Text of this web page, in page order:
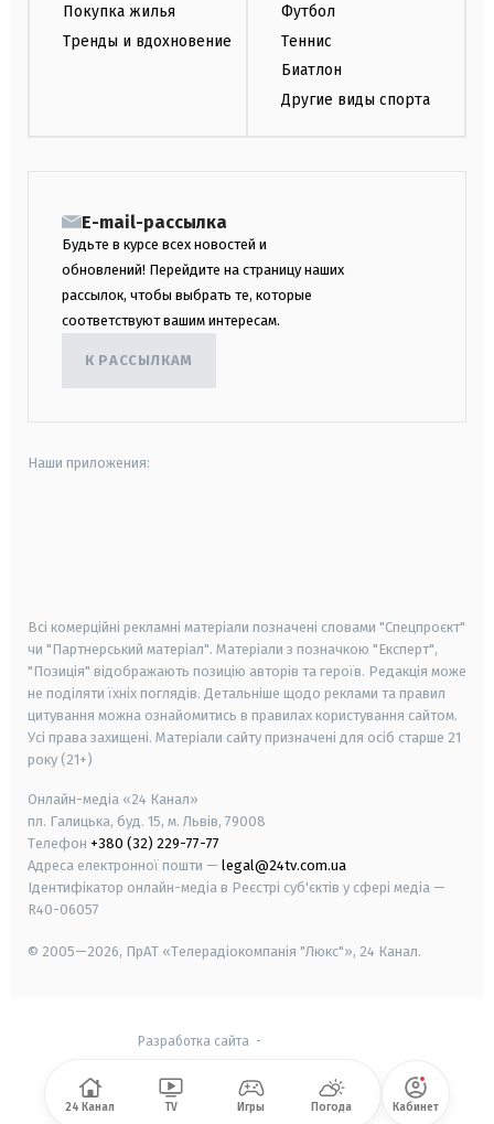
Покупка жилья
Тренды и вдохновение
Футбол
Теннис
Биатлон
Другие виды спорта
E-mail-рассылка
Будьте в курсе всех новостей и
обновлений! Перейдите на страницу наших
рассылок, чтобы выбрать те, которые
соответствуют вашим интересам.
К РАССЫЛКАМ
Наши приложения:
Всі комерційні рекламні матеріали позначені словами "Спецпроєкт"
чи "Партнерський матеріал". Матеріали з позначкою "Експерт",
"Позиція" відображають позицію авторів та героїв. Редакція може
не поділяти їхніх поглядів. Детальніше щодо реклами та правил
цитування можна ознайомитись в правилах користування сайтом.
Усі права захищені. Матеріали сайту призначені для осіб старше 21
року (21+)
Онлайн-медіа «24 Канал»
пл. Галицька, буд. 15, м. Львів, 79008
Телефон +380 (32) 229-77-77
Адреса електронної пошти — legal@24tv.com.ua
Ідентифікатор онлайн-медіа в Реєстрі суб'єктів у сфері медіа —
R40-06057
© 2005—2026, ПрАТ «Телерадіокомпанія "Люкс"», 24 Канал.
Разработка сайта -
24 Канал TV Игры Погода Кабинет